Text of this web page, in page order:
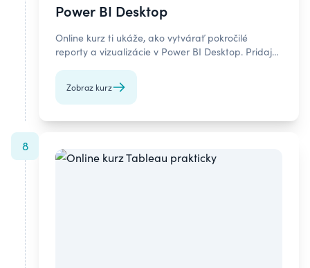
Power BI Desktop
Online kurz ti ukáže, ako vytvárať pokročilé
reporty a vizualizácie v Power BI Desktop. Pridaj
Desktop ešte dnes.
Zobraz kurz
8